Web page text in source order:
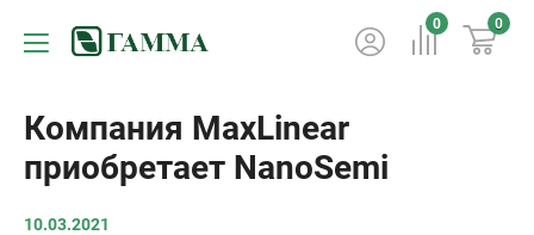
0 0
Компания MaxLinear
приобретает NanoSemi
10.03.2021